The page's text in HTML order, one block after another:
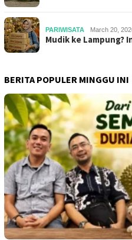
PARIWISATA March 20,
Mudik ke Lampung?
BERITA POPULER MINGGU INI